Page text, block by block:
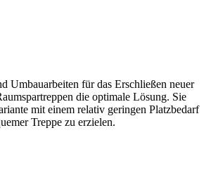
Umbauarbeiten für das Erschließen neuer
die optimale Lösung. Sie
mit einem relativ geringen Platzbedarf
Treppe zu erzielen.